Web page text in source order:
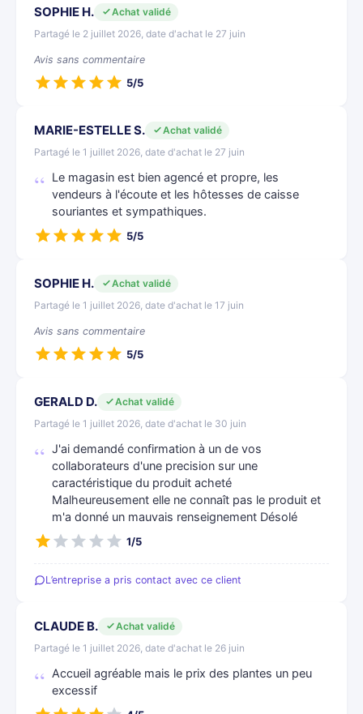
SOPHIE H.
Achat validé
Partagé le 2 juillet 2026, date d'achat le 27 juin
Avis sans commentaire
5/5
MARIE-ESTELLE S.
Achat validé
Partagé le 1 juillet 2026, date d'achat le 27 juin
Le magasin est bien agencé et propre, les
vendeurs à l'écoute et les hôtesses de caisse
souriantes et sympathiques.
5/5
SOPHIE H.
Achat validé
Partagé le 1 juillet 2026, date d'achat le 17 juin
Avis sans commentaire
5/5
GERALD D.
Achat validé
Partagé le 1 juillet 2026, date d'achat le 30 juin
J'ai demandé confirmation à un de vos
collaborateurs d'une precision sur une
caractéristique du produit acheté
Malheureusement elle ne connaît pas le produit et
m'a donné un mauvais renseignement Désolé
1/5
L’entreprise a pris contact avec ce client
CLAUDE B.
Achat validé
Partagé le 1 juillet 2026, date d'achat le 26 juin
Accueil agréable mais le prix des plantes un peu
excessif